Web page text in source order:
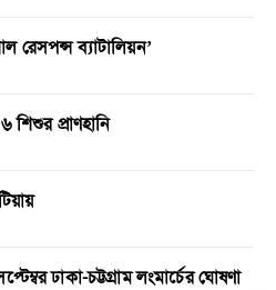
রেসপন্স ব্যাটালিয়ন’
প্রাণহানি
ঢাকা-চট্টগ্রাম লংমার্চের ঘোষণা